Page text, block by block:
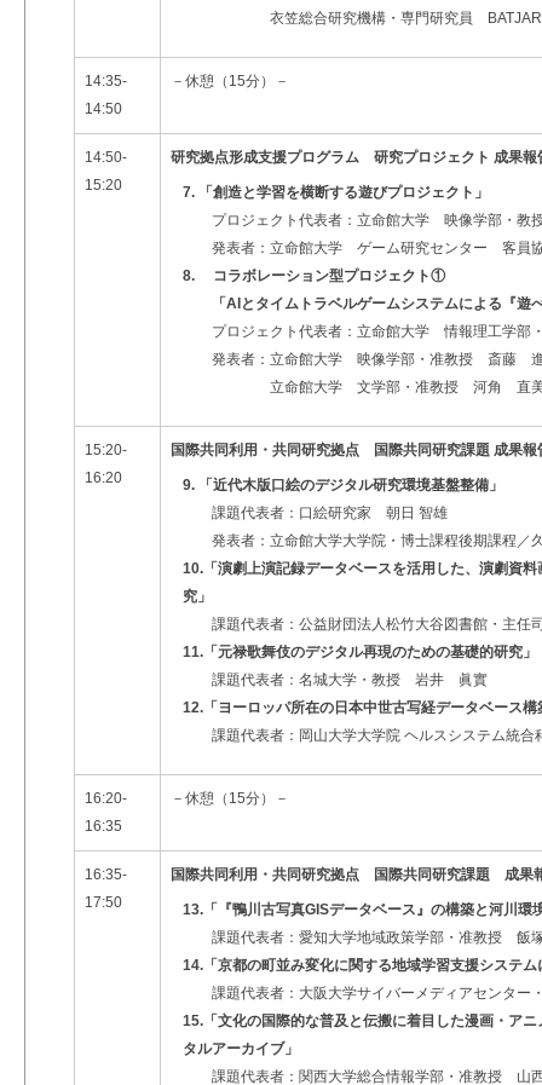
衣笠総合研究機構・専門研究員
14:35-
14:50
－休憩（15分）－
14:50-
15:20
研究拠点形成支援プログラム 研究プロジェクト 成果報
7. 「創造と学習を横断する遊びプロジェクト」
プロジェクト代表者：立命館大学 映像学部・
発表者：立命館大学 ゲーム研究センター 客員
8. コラボレーション型プロジェクト①
「 AIとタイムトラベルゲームシステムによる『遊
プロジェクト代表者：立命館大学 情報理工学
発表者：立命館大学 映像学部・准教授 斎藤
立命館大学 文学部・准教授 河角 直
15:20-
16:20
国際共同利用・共同研究拠点 国際共同研究課題 成果報
9. 「近代木版口絵のデジタル研究環境基盤整備」
課題代表者：口絵研究家 朝日 智雄
発表者：立命館大学大学院・博士課程後期課程／
10.「演劇上演記録データベースを活用した、演劇資
究」
課題代表者：公益財団法人松竹大谷図書館・主任
11.「元禄歌舞伎のデジタル再現のための基礎的研究」
課題代表者：名城大学・教授 岩井 眞實
12.「ヨーロッパ所在の日本中世古写経データベース
課題代表者：岡山大学大学院 ヘルスシステム統合
16:20-
16:35
－休憩（15分）－
16:35-
17:50
国際共同利用・共同研究拠点 国際共同研究課題 成果
13.「『鴨川古写真GISデータベース』の構築と河川環
課題代表者：愛知大学地域政策学部・准教授 飯
14.「京都の町並み変化に関する地域学習支援システム
課題代表者：大阪大学サイバーメディアセンター
15.「文化の国際的な普及と伝搬に着目した漫画・ア
タルアーカイブ」
課題代表者：関西大学総合情報学部・准教授 山